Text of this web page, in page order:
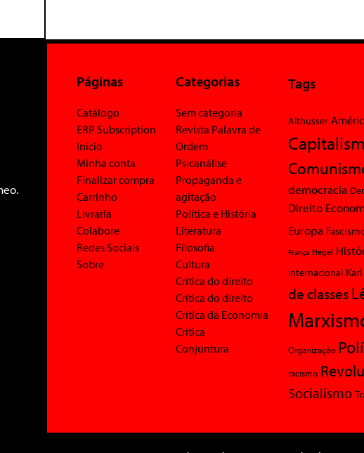
Páginas
Catálogo
ERP Subscription
Início
Minha conta
Finalizar compra
Carrinho
Livraria
Colabore
Redes Sociais
Sobre
Categorias
Sem categoria
Revista Palavra de
Ordem
Psicanálise
Propaganda e
agitação
Política e História
Literatura
Filosofia
Cultura
Crítica do direito
Crítica do direito
Crítica da Economia
Crítica
Conjuntura
Tags
Althusser
democracia
Direito
Europa
França Hegel
Internacional
de classes
Organização
racismo
Socialismo